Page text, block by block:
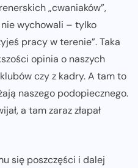
„cwaniaków”,
wychowali – tylko
pracy w terenie”. Taka
opinia o naszych
czy z kadry. A tam to
naszego podopiecznego.
a tam zaraz złapał
się poszczęści i dalej